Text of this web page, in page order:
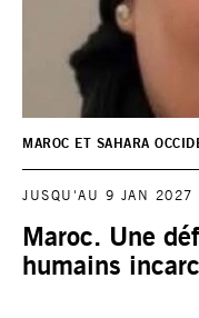
MAROC ET SAHARA
JUSQU'AU 9 JAN 2027
Maroc. Une
humains